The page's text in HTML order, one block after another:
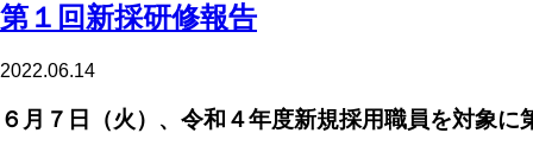
第１回新採研修報告
2022.06.14
６月７日（火）、令和４年度新規採用職員を対象